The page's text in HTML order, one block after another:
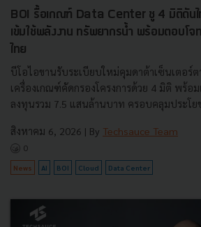
BOI รื้อเกณฑ์ Data Center ชู 4 มิติดัน
เข้มใช้พลังงาน ทรัพยากรน้ำ พร้อมตอบโจ
ไทย
บีโอไอขานรับระเบียบใหม่คุมดาต้าเซ็นเตอร์
เครื่องเกณฑ์คัดกรองโครงการด้วย 4 มิติ พร้อ
ลงทุนรวม 7.5 แสนล้านบาท ครอบคลุมประโ
สิงหาคม 6, 2026 | By Techsauce Team
0
News AI BOI Cloud Data Center